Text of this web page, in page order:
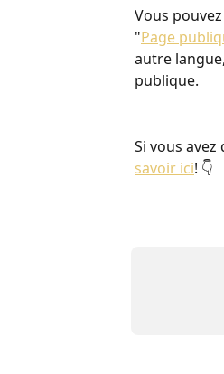
Vous
"Page
autre
publique.
Si vous
savoir ici! 👇